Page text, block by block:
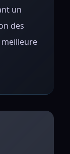
un
des